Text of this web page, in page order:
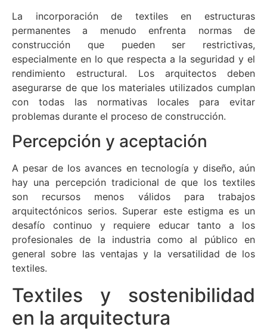
La incorporación de textiles en estructuras
permanentes a menudo enfrenta normas de
construcción que pueden ser restrictivas,
especialmente en lo que respecta a la seguridad y el
rendimiento estructural. Los arquitectos deben
asegurarse de que los materiales utilizados cumplan
con todas las normativas locales para evitar
problemas durante el proceso de construcción.
Percepción y aceptación
A pesar de los avances en tecnología y diseño, aún
hay una percepción tradicional de que los textiles
son recursos menos válidos para trabajos
arquitectónicos serios. Superar este estigma es un
desafío continuo y requiere educar tanto a los
profesionales de la industria como al público en
general sobre las ventajas y la versatilidad de los
textiles.
Textiles y sostenibilidad
en la arquitectura